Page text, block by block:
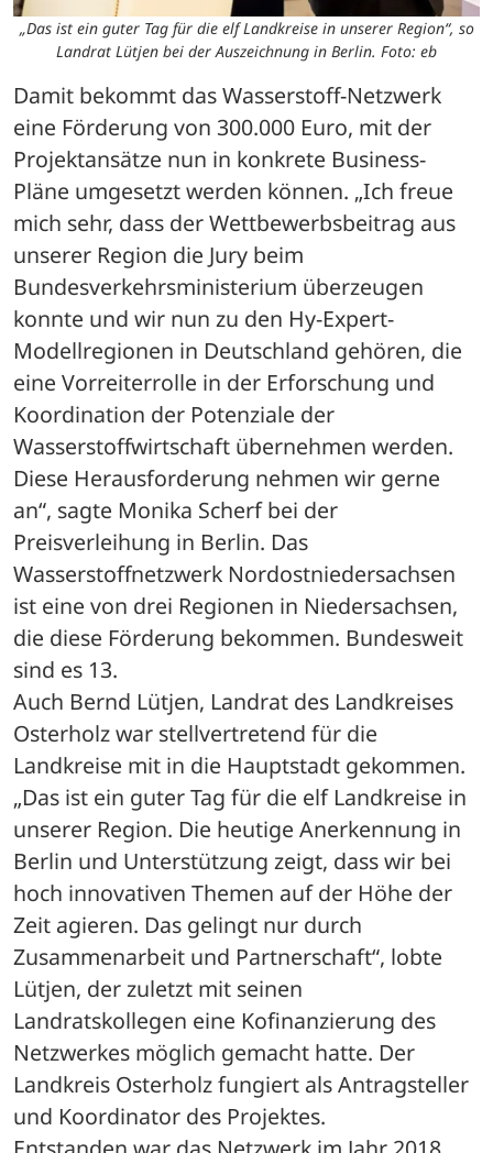
„Das ist ein guter Tag für die elf Landkreise in unserer Region“, so
Landrat Lütjen bei der Auszeichnung in Berlin. Foto: eb
Damit bekommt das Wasserstoff-Netzwerk
eine Förderung von 300.000 Euro, mit der
Projektansätze nun in konkrete Business-
Pläne umgesetzt werden können. „Ich freue
mich sehr, dass der Wettbewerbsbeitrag aus
unserer Region die Jury beim
Bundesverkehrsministerium überzeugen
konnte und wir nun zu den Hy-Expert-
Modellregionen in Deutschland gehören, die
eine Vorreiterrolle in der Erforschung und
Koordination der Potenziale der
Wasserstoffwirtschaft übernehmen werden.
Diese Herausforderung nehmen wir gerne
an“, sagte Monika Scherf bei der
Preisverleihung in Berlin. Das
Wasserstoffnetzwerk Nordostniedersachsen
ist eine von drei Regionen in Niedersachsen,
die diese Förderung bekommen. Bundesweit
sind es 13.
Auch Bernd Lütjen, Landrat des Landkreises
Osterholz war stellvertretend für die
Landkreise mit in die Hauptstadt gekommen.
„Das ist ein guter Tag für die elf Landkreise in
unserer Region. Die heutige Anerkennung in
Berlin und Unterstützung zeigt, dass wir bei
hoch innovativen Themen auf der Höhe der
Zeit agieren. Das gelingt nur durch
Zusammenarbeit und Partnerschaft“, lobte
Lütjen, der zuletzt mit seinen
Landratskollegen eine Kofinanzierung des
Netzwerkes möglich gemacht hatte. Der
Landkreis Osterholz fungiert als Antragsteller
und Koordinator des Projektes.